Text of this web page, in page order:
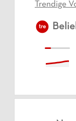
Trendige
tre